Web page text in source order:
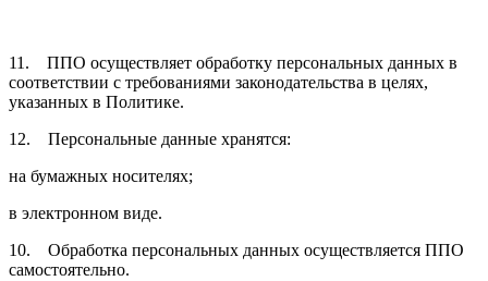
11. ППО осуществляет обработку персональных данных в
соответствии с требованиями законодательства в целях,
указанных в Политике.
12. Персональные данные хранятся:
на бумажных носителях;
в электронном виде.
10. Обработка персональных данных осуществляется ППО
самостоятельно.